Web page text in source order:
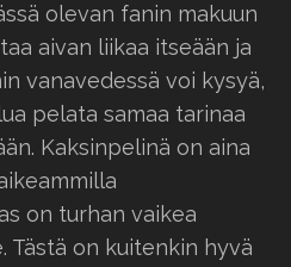
olevan fanin makuun
aivan liikaa itseään ja
vanavedessä voi kysyä,
pelata samaa tarinaa
Kaksinpelinä on aina
on turhan vaikea
Tästä on kuitenkin hyvä